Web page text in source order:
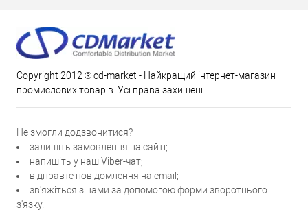
Copyright 2012 ® cd-market - Найкращий інтернет-магазин
промислових товарів. Усі права захищені.
Не змогли додзвонитися?
залишіть замовлення на сайті;
напишіть у наш Viber-чат;
відправте повідомлення на email;
зв'яжіться з нами за допомогою форми зворотнього
з'язку.